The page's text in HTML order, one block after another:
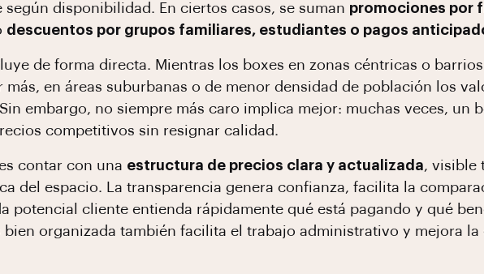
según disponibilidad. En ciertos casos, se suman promociones por
descuentos por grupos familiares, estudiantes o pagos
de forma directa. Mientras los boxes en zonas céntricas o
más, en áreas suburbanas o de menor densidad de población los
embargo, no siempre más caro implica mejor: muchas veces, un
competitivos sin resignar calidad.
contar con una estructura de precios clara y actualizada, visible
del espacio. La transparencia genera confianza, facilita la
potencial cliente entienda rápidamente qué está pagando y qué
organizada también facilita el trabajo administrativo y mejora